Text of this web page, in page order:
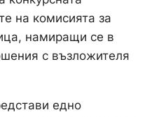
на комисията за
намиращи се в
с възложителя
едно